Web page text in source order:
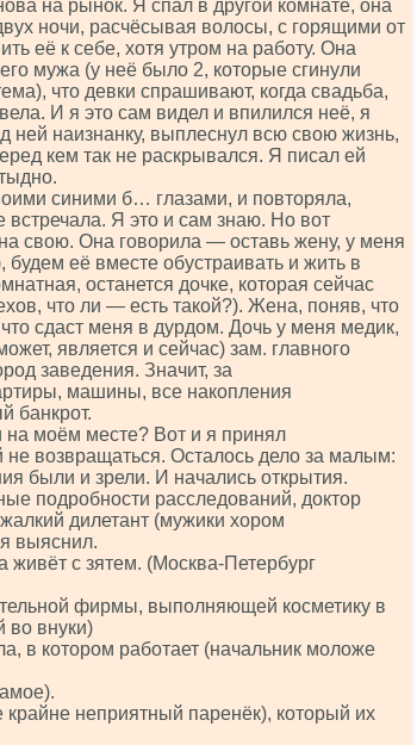
на рынок. Я спал в другой комнате, она
ночи, расчёсывая волосы, с горящими от
её к себе, хотя утром на работу. Она
мужа (у неё было 2, которые сгинули
что девки спрашивают, когда свадьба,
И я это сам видел и впилился неё, я
ней наизнанку, выплеснул всю свою жизнь,
кем так не раскрывался. Я писал ей
синими б… глазами, и повторяла,
встречала. Я это и сам знаю. Но вот
свою. Она говорила — оставь жену, у меня
её вместе обустраивать и жить в
останется дочке, которая сейчас
что ли — есть такой?). Жена, поняв, что
сдаст меня в дурдом. Дочь у меня медик,
является и сейчас) зам. главного
заведения. Значит, за
машины, все накопления
банкрот.
на моём месте? Вот и я принял
возвращаться. Осталось дело за малым:
были и зрели. И начались открытия.
подробности расследований, доктор
дилетант (мужики хором
выяснил.
с зятем. (Москва-Петербург
фирмы, выполняющей косметику в
во внуки)
в котором работает (начальник моложе
неприятный паренёк), который их